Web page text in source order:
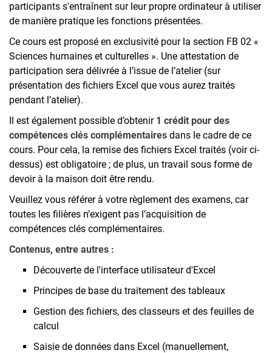
participants s'entraînent sur leur propre ordinateur à utiliser
de manière pratique les fonctions présentées.
Ce cours est proposé en exclusivité pour la section FB 02 «
Sciences humaines et culturelles ». Une attestation de
participation sera délivrée à l’issue de l’atelier (sur
présentation des fichiers Excel que vous aurez traités
pendant l’atelier).
Il est également possible d’obtenir 1 crédit pour des
compétences clés complémentaires dans le cadre de ce
cours. Pour cela, la remise des fichiers Excel traités (voir ci-
dessus) est obligatoire ; de plus, un travail sous forme de
devoir à la maison doit être rendu.
Veuillez vous référer à votre règlement des examens, car
toutes les filières n’exigent pas l’acquisition de
compétences clés complémentaires.
Contenus, entre autres :
Découverte de l'interface utilisateur d'Excel
Principes de base du traitement des tableaux
Gestion des fichiers, des classeurs et des feuilles de
calcul
Saisie de données dans Excel (manuellement,